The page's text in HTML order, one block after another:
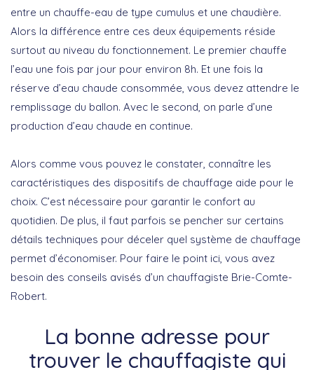
entre un chauffe-eau de type cumulus et une chaudière.
Alors la différence entre ces deux équipements réside
surtout au niveau du fonctionnement. Le premier chauffe
l’eau une fois par jour pour environ 8h. Et une fois la
réserve d’eau chaude consommée, vous devez attendre le
remplissage du ballon. Avec le second, on parle d’une
production d’eau chaude en continue.
Alors comme vous pouvez le constater, connaître les
caractéristiques des dispositifs de chauffage aide pour le
choix. C’est nécessaire pour garantir le confort au
quotidien. De plus, il faut parfois se pencher sur certains
détails techniques pour déceler quel système de chauffage
permet d’économiser. Pour faire le point ici, vous avez
besoin des conseils avisés d’un chauffagiste Brie-Comte-
Robert.
La bonne adresse pour
trouver le chauffagiste qui